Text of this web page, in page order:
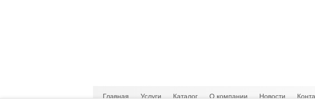
Главная Услуги Каталог О компании Новости